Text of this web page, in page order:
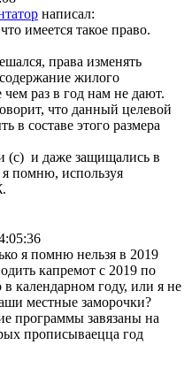
написал:
имеется такое право.
права изменять
жилого
раз в год нам не дают.
что данный целевой
в составе этого размера
(с) и даже защищались в
я помню, используя
я помню нельзя в 2019
капремот с 2019 по
в календарном году, или я не
местные заморочки?
программы завязаны на
прописываецца год